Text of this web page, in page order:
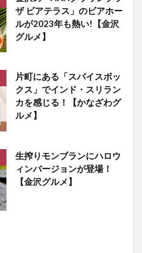
ザ ビアテラス」のビアホー
ルが2023年も熱い!【金沢
グルメ】
片町にある「スパイスボッ
クス」でインド・スリラン
カを感じる！【かなざわグ
ルメ】
生搾りモンブランにハロウ
ィンバージョンが登場！
【金沢グルメ】